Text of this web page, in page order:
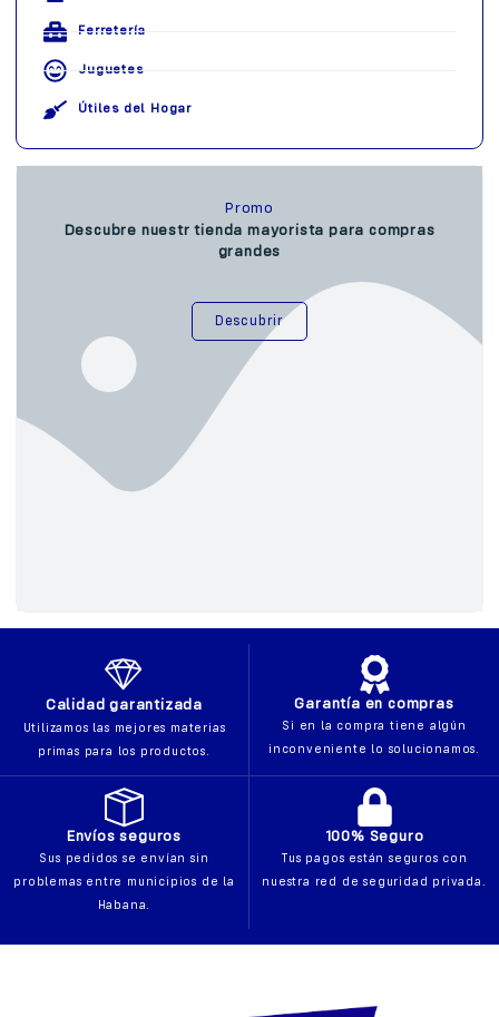
Ferretería
Juguetes
Útiles del Hogar
Promo
Descubre nuestr tienda mayorista para compras
grandes
Descubrir
Calidad garantizada
Utilizamos las mejores materias
primas para los productos.
Garantía en compras
Si en la compra tiene algún
inconveniente lo solucionamos.
Envíos seguros
Sus pedidos se envían sin
problemas entre municipios de la
Habana.
100% Seguro
Tus pagos están seguros con
nuestra red de seguridad privada.